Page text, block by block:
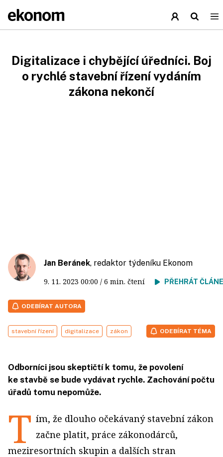
Digitalizace i chybějící úředníci. Boj
o rychlé stavební řízení vydáním
zákona nekončí
Jan Beránek, redaktor týdeníku Ekonom
9. 11. 2023 00:00 / 6 min. čtení PŘEHRÁT
ODEBÍRAT AUTORA
stavební řízení digitalizace zákon ODEBÍRAT TÉMA
Odborníci jsou skeptičtí k tomu, že povolení
ke stavbě se bude vydávat rychle. Zachování počtu
úřadů tomu nepomůže.
T ím, že dlouho očekávaný stavební zákon
začne platit, práce zákonodárců,
meziresortních skupin a dalších stran